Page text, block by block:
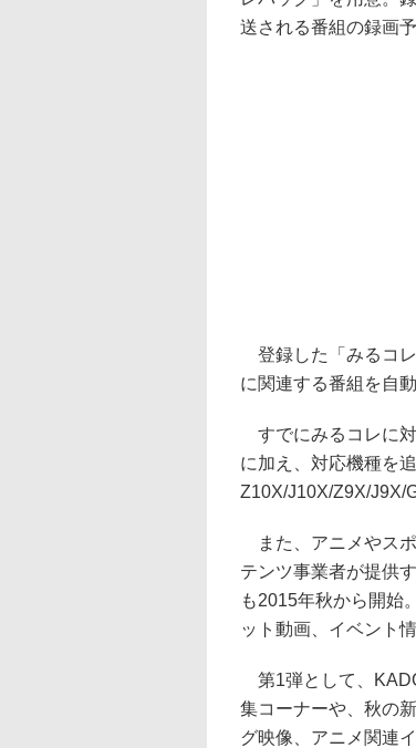
送される番組の録画
登録した「みるコ
に関連する番組を自
すでにみるコレに
に加え、対応機種を
Z10X/J10X/Z9X/J9X/
また、アニメやス
テンツ事業者が提供
も2015年秋から開始
ット動画、イベント
第1弾として、
集コーナーや、秋の
グ映像、アニメ関連